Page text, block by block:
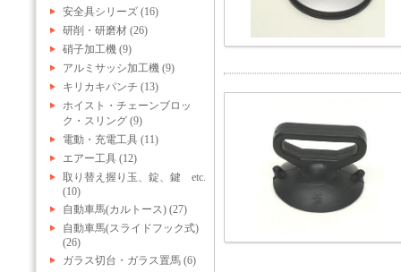
安全具シリーズ (16)
研削・研磨材 (26)
硝子加工機 (9)
アルミサッシ加工機 (9)
キリカキパンチ (13)
ホイスト・チェーンブロッ
ク・スリング (9)
電動・充電工具 (11)
エアー工具 (12)
取り替え握り玉、錠、鍵 etc.
(10)
自動車馬(カルトース) (27)
自動車馬(スライドフック式)
(26)
ガラス切台・ガラス置馬 (6)